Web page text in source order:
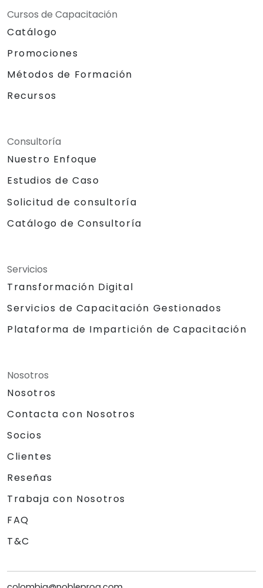
Cursos de Capacitación
Catálogo
Promociones
Métodos de Formación
Recursos
Consultoría
Nuestro Enfoque
Estudios de Caso
Solicitud de consultoría
Catálogo de Consultoría
Servicios
Transformación Digital
Servicios de Capacitación Gestionados
Plataforma de Impartición de Capacitación
Nosotros
Nosotros
Contacta con Nosotros
Socios
Clientes
Reseñas
Trabaja con Nosotros
FAQ
T&C